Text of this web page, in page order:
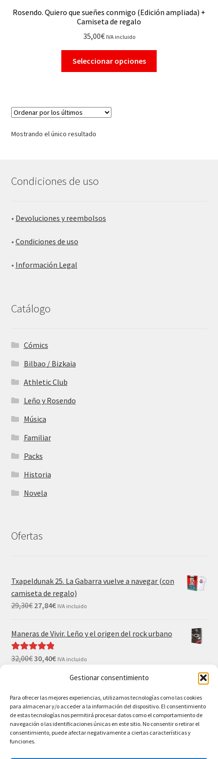
Gestionar consentimiento
Para ofrecer las mejores experiencias, utilizamos tecnologías como las cookies
para almacenar y/o acceder a la información del dispositivo. El consentimiento
de estas tecnologías nos permitirá procesar datos como el comportamiento de
navegación o las identificaciones únicas en este sitio. No consentir o retirar el
consentimiento, puede afectar negativamente a ciertas características y
funciones.
Rosendo. Quiero que sueñes conmigo (Edición ampliada) +
Camiseta de regalo
35,00€ IVA incluido
Seleccionar opciones
Mostrando el único resultado
Condiciones de uso
• Devoluciones y reembolsos
• Condiciones de uso
• Información Legal
Catálogo
Cómics
Bilbao / Bizkaia
Athletic Club
Leño y Rosendo
Música
Familiar
Packs
Historia
Novela
Ofertas
Txapeldunak 25. La Gabarra vuelve a navegar (con
camiseta de regalo)
29,30€ 27,84€ IVA incluido
Maneras de Vivir. Leño y el origen del rock urbano
Valorado con
32,00€30,40€ IVA incluido
camiseta y postales de regalo)
35,00€33,25€